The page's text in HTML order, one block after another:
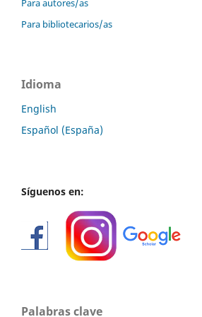
Para autores/as
Para bibliotecarios/as
Idioma
English
Español (España)
Síguenos en:
Palabras clave